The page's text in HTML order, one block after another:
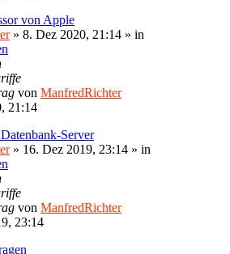
von Apple
» 8. Dez 2020, 21:14 » in
von ManfredRichter
21:14
Server
» 16. Dez 2019, 23:14 » in
von ManfredRichter
23:14